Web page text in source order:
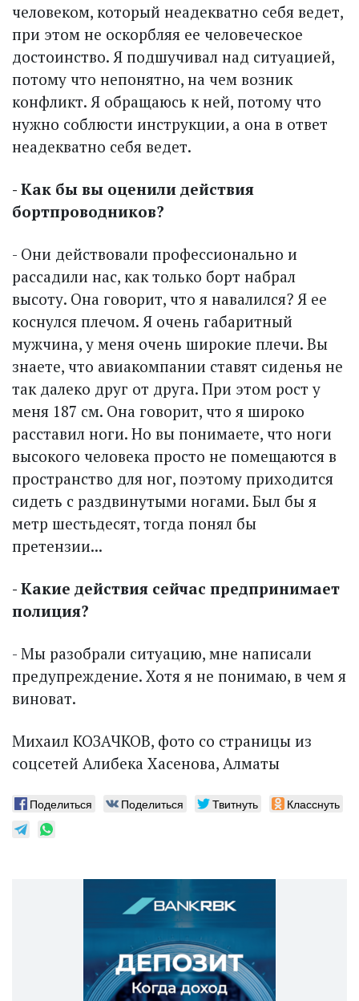
человеком, который неадекватно себя ведет,
при этом не оскорбляя ее человеческое
достоинство. Я подшучивал над ситуацией,
потому что непонятно, на чем возник
конфликт. Я обращаюсь к ней, потому что
нужно соблюсти инструкции, а она в ответ
неадекватно себя ведет.
- Как бы вы оценили действия
бортпроводников?
- Они действовали профессионально и
рассадили нас, как только борт набрал
высоту. Она говорит, что я навалился? Я ее
коснулся плечом. Я очень габаритный
мужчина, у меня очень широкие плечи. Вы
знаете, что авиакомпании ставят сиденья не
так далеко друг от друга. При этом рост у
меня 187 см. Она говорит, что я широко
расставил ноги. Но вы понимаете, что ноги
высокого человека просто не помещаются в
пространство для ног, поэтому приходится
сидеть с раздвинутыми ногами. Был бы я
метр шестьдесят, тогда понял бы
претензии...
- Какие действия сейчас предпринимает
полиция?
- Мы разобрали ситуацию, мне написали
предупреждение. Хотя я не понимаю, в чем я
виноват.
Михаил КОЗАЧКОВ, фото со страницы из
соцсетей Алибека Хасенова, Алматы
Поделиться Поделиться Твитнуть Класснуть